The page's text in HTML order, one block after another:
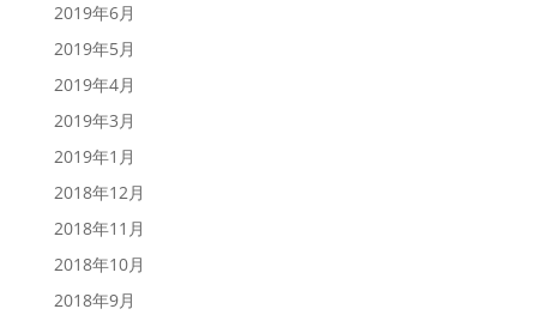
2019年6月
2019年5月
2019年4月
2019年3月
2019年1月
2018年12月
2018年11月
2018年10月
2018年9月